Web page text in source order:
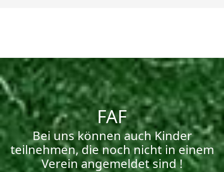
FAF
Bei uns können auch Kinder
teilnehmen, die noch nicht in einem
Verein angemeldet sind !